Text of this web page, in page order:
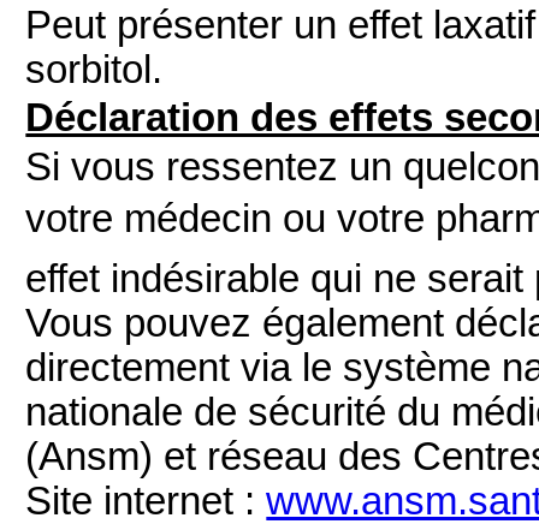
Peut présenter un effet
sorbitol.
Déclaration des effets
Si vous ressentez un
votre médecin ou votre
effet indésirable qui ne
Vous pouvez également
directement via le système
nationale de sécurité du
(Ansm) et réseau des
Site internet :